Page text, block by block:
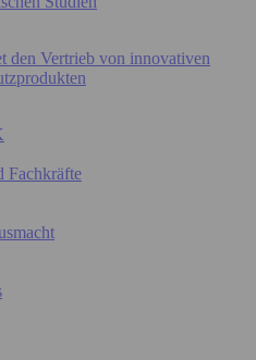
den Vertrieb von innovativen
Fachkräfte